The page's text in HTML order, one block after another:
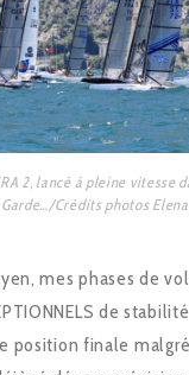
2, lancé à pleine vitesse
Crédits photos
mes phases de
de
position finale